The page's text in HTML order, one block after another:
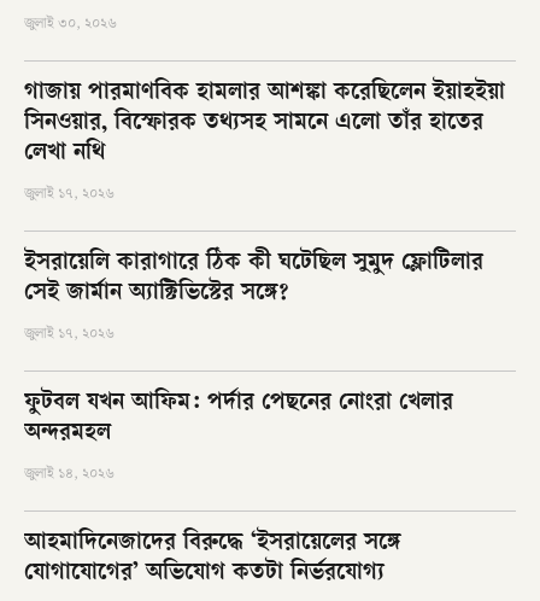
জুলাই ৩০, ২০২৬
গাজায় পারমাণবিক হামলার আশঙ্কা করেছিলেন ইয়াহইয়া
সিনওয়ার, বিস্ফোরক তথ্যসহ সামনে এলো তাঁর হাতের
লেখা নথি
জুলাই ১৭, ২০২৬
ইসরায়েলি কারাগারে ঠিক কী ঘটেছিল সুমুদ ফ্লোটিলার
সেই জার্মান অ্যাক্টিভিস্টের সঙ্গে?
জুলাই ১৭, ২০২৬
ফুটবল যখন আফিম: পর্দার পেছনের নোংরা খেলার
অন্দরমহল
জুলাই ১৪, ২০২৬
আহমাদিনেজাদের বিরুদ্ধে ‘ইসরায়েলের সঙ্গে
যোগাযোগের’ অভিযোগ কতটা নির্ভরযোগ্য